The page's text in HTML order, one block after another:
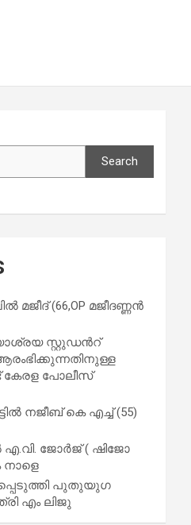
Search
മജീദ് (66,OP മജീദണ്ണൻ
സ്റ്റുഡന്‍റ്
കേരള പോലീസ്
നജീബ് കെ എച്ച് (55)
എ.​വി. ജോ​ർ​ജ് ( ഷിജോ
നാളെ
പുതുയുഗ
എം ലിജു